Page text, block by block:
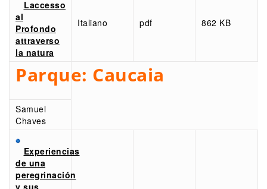
Laccesso
al
Profondo
attraverso
la natura
Italiano pdf 862 KB
Parque: Caucaia
Samuel
Chaves
Experiencias
de una
peregrinación